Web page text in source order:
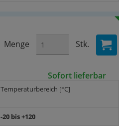
Menge Stk.
Sofort lieferbar
Temperaturbereich [°C]
-20 bis +120